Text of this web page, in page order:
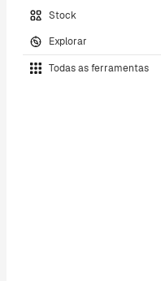
Stock
Explorar
Todas as ferramentas